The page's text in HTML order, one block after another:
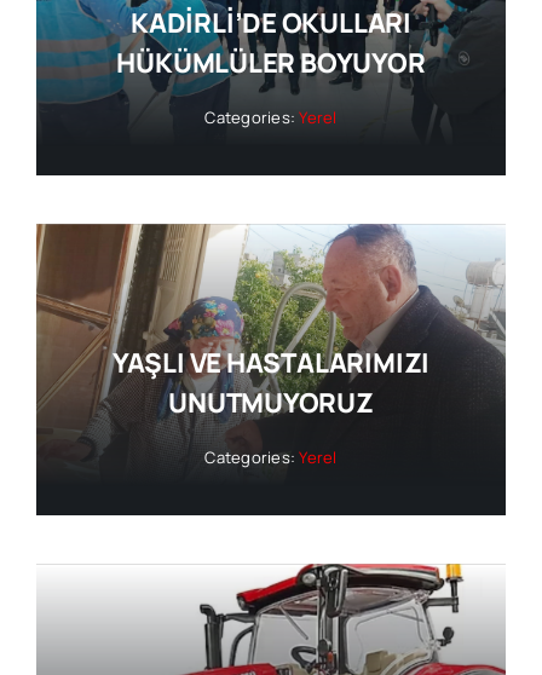
KADİRLİ’DE OKULLARI
HÜKÜMLÜLER BOYUYOR
Categories:Yerel
YAŞLI VE HASTALARIMIZI
UNUTMUYORUZ
Categories:Yerel